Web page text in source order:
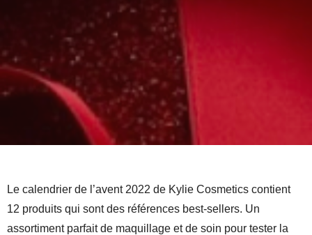
Le calendrier de l’avent 2022 de Kylie Cosmetics contient
12 produits qui sont des références best-sellers. Un
assortiment parfait de maquillage et de soin pour tester la